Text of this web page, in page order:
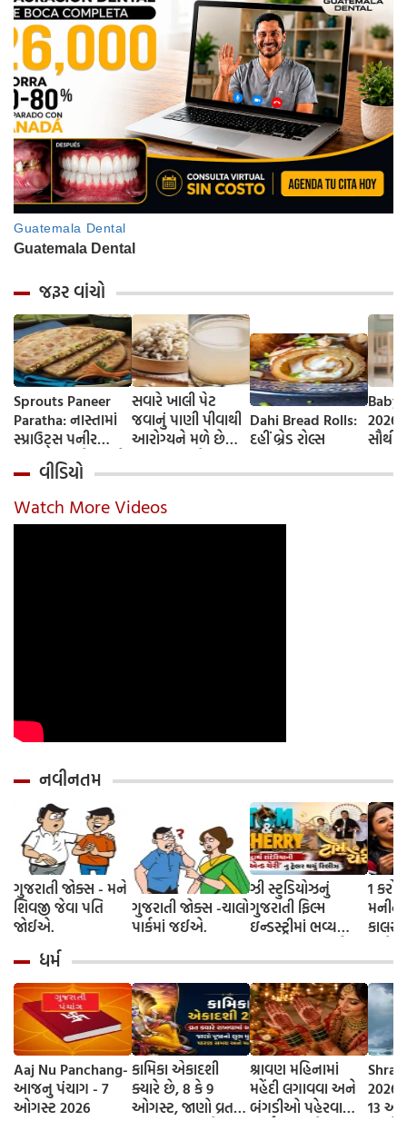
જરૂર વાંચો
Sprouts Paneer
Paratha: નાસ્તામાં
સ્પ્રાઉટ્સ પનીર
પરાઠા બનાવો, તમને
પ્રોટીનનો ડબલ ડોઝ
મળશે
સવારે ખાલી પેટ
જવાનું પાણી પીવાથી
આરોગ્યને મળે છે
જાણીએ તેના ફાયદા
અને ઉપયોગ કરવાની
યોગ્ય રીત
Dahi Bread Rolls:
દહીં બ્રેડ રોલ્સ
Baby
વીડિયો
Watch More Videos
નવીનતમ
ગુજરાતી જોક્સ - મને
શિવજી જેવા પતિ
જોઈએ.
ગુજરાતી જોક્સ -ચાલો
પાર્કમાં જઈએ.
ઝી સ્ટુડિયોઝનું
ગુજરાતી ફિલ્મ
ઇન્ડસ્ટ્રીમાં ભવ્ય
રાંદેરિયાની 'ટોમ એન્ડ
ચેરી' સાથે કરશે
શરૂઆત; ટ્રેલર થયું
રિલીઝ
1
મનીનુ
ધર્મ
Aaj Nu Panchang-
આજનુ પંચાગ - 7
ઓગસ્ટ 2026
કામિકા એકાદશી
ક્યારે છે, 8 કે 9
ઓગસ્ટ, જાણો વ્રતની
શ્રાવણ મહિનામાં
મહેંદી લગાવવા અને
બંગડીઓ પહેરવાના
2026
13